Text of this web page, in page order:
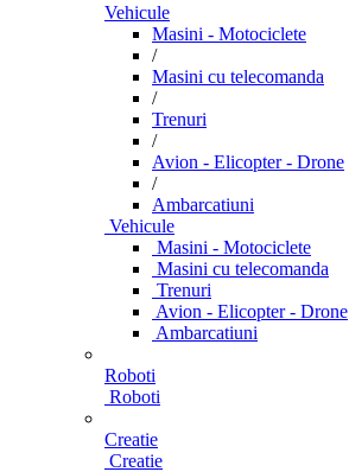
Vehicule
Masini - Motociclete
/
Masini cu telecomanda
/
Trenuri
/
Avion - Elicopter - Drone
/
Ambarcatiuni
Vehicule
Masini - Motociclete
Masini cu telecomanda
Trenuri
Avion - Elicopter - Drone
Ambarcatiuni
Roboti
Roboti
Creatie
Creatie